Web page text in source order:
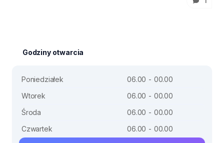
Godziny otwarcia
Poniedziałek
06.00 - 00.00
Wtorek
06.00 - 00.00
Środa
06.00 - 00.00
Czwartek
06.00 - 00.00